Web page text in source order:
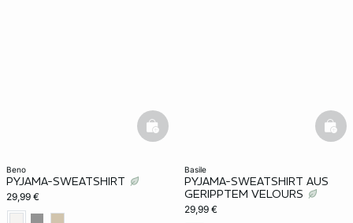
beno
PYJAMA-SWEATSHIRT
29,99 €
basketfull
basile
PYJAMA-SWEATSHIRT AUS
GERIPPTEM VELOURS
29,99 €